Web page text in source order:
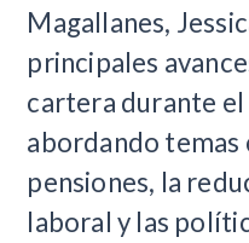
Magallanes,
principales
cartera durante
abordando
pensiones, la
laboral y las